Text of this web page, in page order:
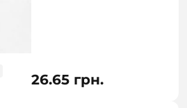
26.65 грн.